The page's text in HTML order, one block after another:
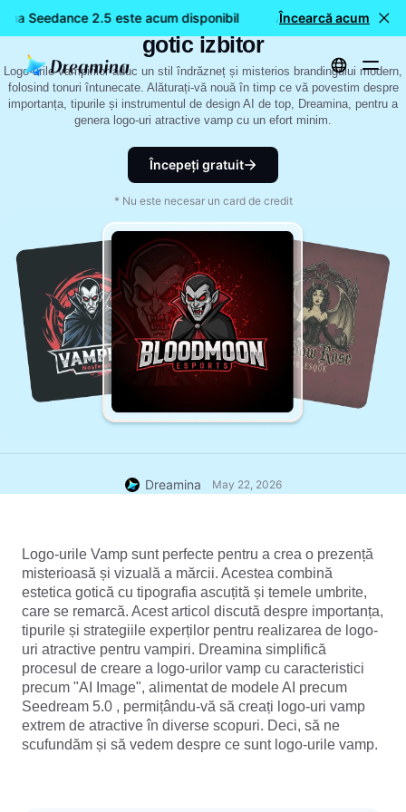
Seedance 2.5 este acum disponibil 🎉 Model nou LIVE:
Încearcă acum
Cum să creați logo-uri Vamp cu un stil
gotic izbitor
Logo-urile vampirilor aduc un stil îndrăzneț și misterios brandingului modern,
folosind tonuri întunecate. Alăturați-vă nouă în timp ce vă povestim despre
importanța, tipurile și instrumentul de design AI de top, Dreamina, pentru a
genera logo-uri atractive vamp cu un efort minim.
Începeți gratuit
* Nu este necesar un card de credit
Dreamina May 22, 2026
Logo-urile Vamp sunt perfecte pentru a crea o prezență
misterioasă și vizuală a mărcii. Acestea combină
estetica gotică cu tipografia ascuțită și temele umbrite,
care se remarcă. Acest articol discută despre importanța,
tipurile și strategiile experților pentru realizarea de logo-
uri atractive pentru vampiri. Dreamina simplifică
procesul de creare a logo-urilor vamp cu caracteristici
precum "AI Image", alimentat de modele AI precum
Seedream 5.0 , permițându-vă să creați logo-uri vamp
extrem de atractive în diverse scopuri. Deci, să ne
scufundăm și să vedem despre ce sunt logo-urile vamp.